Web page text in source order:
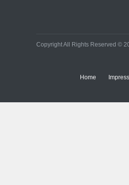
Copyright All Rights Reserved ©
Home